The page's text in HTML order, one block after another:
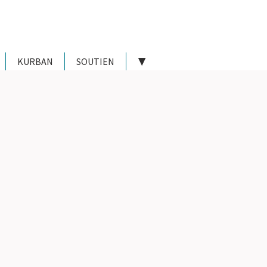
KURBAN SOUTIEN ▼